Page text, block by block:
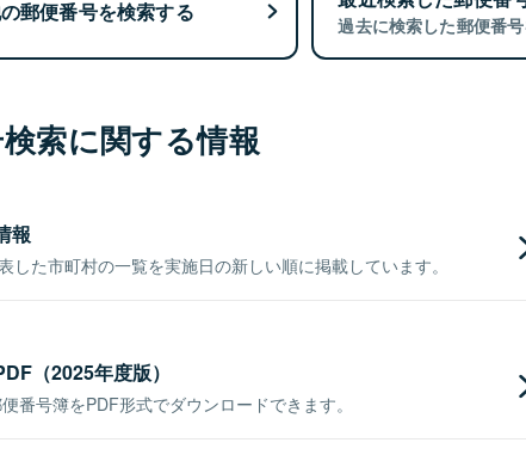
郵便番号を検索する
過去に検索した郵便番号
索に関する情報
報
した市町村の一覧を実施日の新しい順に掲載しています。
（2025年度版）
番号簿をPDF形式でダウンロードできます。